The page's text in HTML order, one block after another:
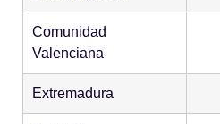
Comunidad
Valenciana
Extremadura